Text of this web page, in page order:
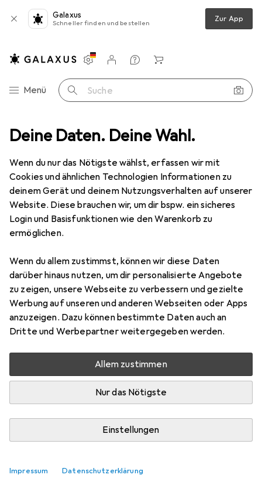
Deine Daten. Deine Wahl.
Wenn du nur das Nötigste wählst, erfassen wir mit
Cookies und ähnlichen Technologien Informationen zu
deinem Gerät und deinem Nutzungsverhalten auf unserer
Website. Diese brauchen wir, um dir bspw. ein sicheres
Login und Basisfunktionen wie den Warenkorb zu
ermöglichen.
Wenn du allem zustimmst, können wir diese Daten
darüber hinaus nutzen, um dir personalisierte Angebote
zu zeigen, unsere Webseite zu verbessern und gezielte
Werbung auf unseren und anderen Webseiten oder Apps
anzuzeigen. Dazu können bestimmte Daten auch an
Dritte und Werbepartner weitergegeben werden.
Allem zustimmen
Nur das Nötigste
Einstellungen
Impressum Datenschutzerklärung
Galaxus
Schneller finden und bestellen Zur App
Navigation nach Kategorien
Menü Suche
Einstellungen
Kundenkonto
Vergleichslisten
Merklisten
Warenkorb
Nebelmaschine Eurolite WLF-2500 Water Low Fog PRO
10 Bilder
EuroliteWLF-2500 Water Low Fog
PRO
Preis in EUR inkl. MwSt.
EUR
1794,56
Schneller lieferbar
Angebot fürEUR
1986,13
Zwischen Do, 20.8. und Do, 27.8. geliefert
Benachrichtigen, wenn schneller verfügbar